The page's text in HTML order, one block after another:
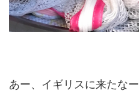
あー、イギリスに来たなー